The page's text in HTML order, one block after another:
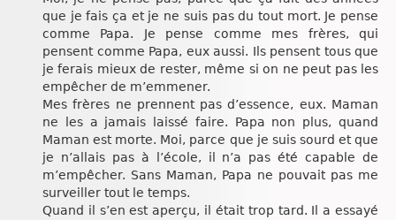
que je fais ça et je ne suis pas du tout mort. Je pense
comme Papa. Je pense comme mes frères, qui
pensent comme Papa, eux aussi. Ils pensent tous que
je ferais mieux de rester, même si on ne peut pas les
empêcher de m’emmener.
Mes frères ne prennent pas d’essence, eux. Maman
ne les a jamais laissé faire. Papa non plus, quand
Maman est morte. Moi, parce que je suis sourd et que
je n’allais pas à l’école, il n’a pas été capable de
m’empêcher. Sans Maman, Papa ne pouvait pas me
surveiller tout le temps.
Quand il s’en est aperçu, il était trop tard. Il a essayé